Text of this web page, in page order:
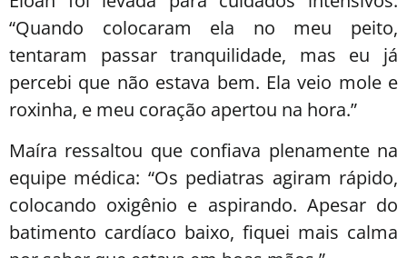
“Quando colocaram ela no meu peito,
tentaram passar tranquilidade, mas eu já
percebi que não estava bem. Ela veio mole e
roxinha, e meu coração apertou na hora.”
Maíra ressaltou que confiava plenamente na
equipe médica: “Os pediatras agiram rápido,
colocando oxigênio e aspirando. Apesar do
batimento cardíaco baixo, fiquei mais calma